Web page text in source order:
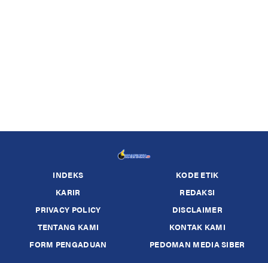
INDEKS
KODE ETIK
KARIR
REDAKSI
PRIVACY POLICY
DISCLAIMER
TENTANG KAMI
KONTAK KAMI
FORM PENGADUAN
PEDOMAN MEDIA SIBER